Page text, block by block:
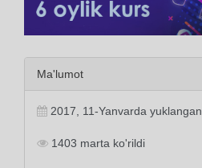
Ma'lumot
2017, 11-Yanvarda yuklangan
1403 marta ko'rildi